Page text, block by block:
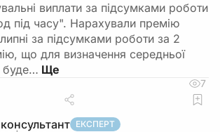
виплати за підсумками роботи
під часу". Нарахували премію
за підсумками роботи за 2
що для визначення середньої
буде…
7
ЕКСПЕРТ